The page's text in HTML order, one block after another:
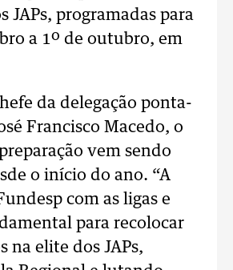
JAPs, programadas para
a 1º de outubro, em
da delegação ponta-
Francisco Macedo, o
vem sendo
o início do ano. “A
com as ligas e
para recolocar
na elite dos JAPs,